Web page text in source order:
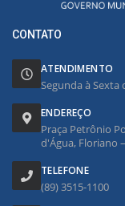
CONTATO
ATENDIMENTO
Segunda à Sexta
ENDEREÇO
Praça Petrônio
d'Água, Floriano
TELEFONE
(89) 3515-1100